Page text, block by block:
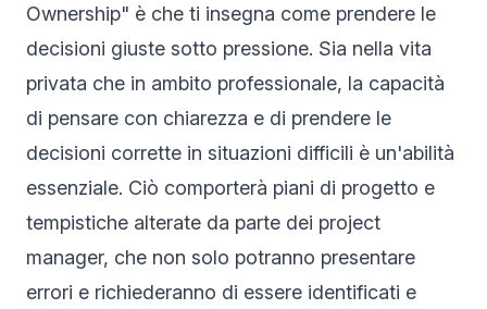
Ownership" è che ti insegna come prendere le
decisioni giuste sotto pressione. Sia nella vita
privata che in ambito professionale, la capacità
di pensare con chiarezza e di prendere le
decisioni corrette in situazioni difficili è un'abilità
essenziale. Ciò comporterà piani di progetto e
tempistiche alterate da parte dei project
manager, che non solo potranno presentare
errori e richiederanno di essere identificati e